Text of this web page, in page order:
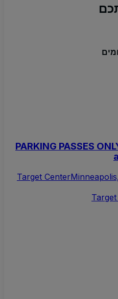
PARKING PASSES
Target Center